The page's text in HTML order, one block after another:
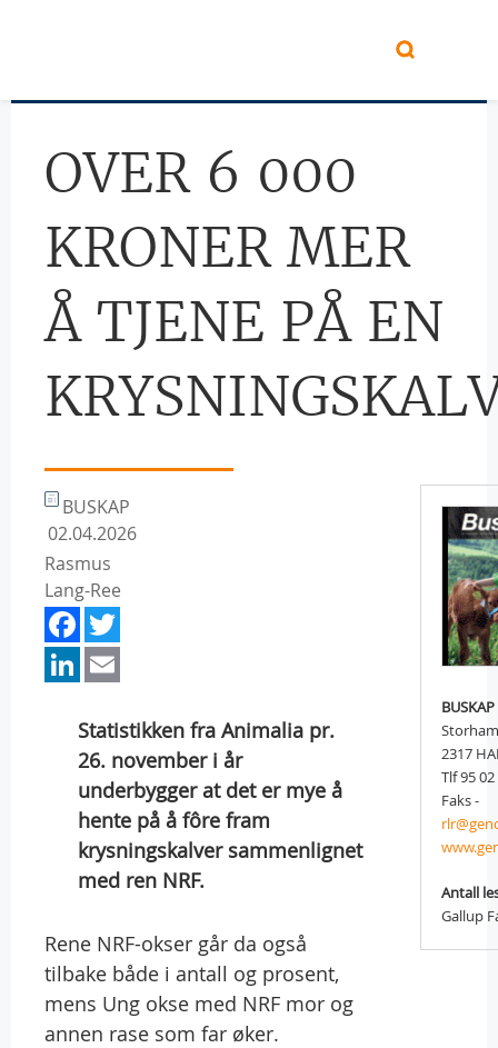
OVER 6 000
KRONER MER
Å TJENE PÅ EN
BUSKAP
02.04.2026
Rasmus
Lang-Ree
Facebook
LinkedIn
Statistikken fra Animalia pr.
26. november i år
underbygger at det er mye å
hente på å fôre fram
krysningskalver sammenlignet
med ren NRF.
Rene NRF-okser går da også
tilbake både i antall og prosent,
mens Ung okse med NRF mor og
annen rase som far øker.
BUSKAP
2317
Tlf 95
Faks -
Antall
Gallup